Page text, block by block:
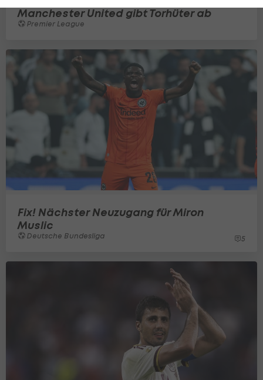
Manchester United gibt Torhüter ab
Premier League
Fix! Nächster Neuzugang für Miron
Muslic
Deutsche Bundesliga 5